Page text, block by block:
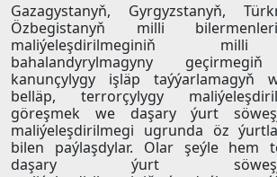
Gazagystanyň, Gyrgyzstanyň,
Özbegistanyň milli
maliýeleşdirilmeginiň milli
bahalandyrylmagyny
kanunçylygy işläp taýýarlamagyň
belläp, terrorçylygy
göreşmek we daşary ýurt
maliýeleşdirilmegi ugrunda öz
bilen paýlaşdylar. Olar şeýle hem
daşary ýurt söweşjeň-